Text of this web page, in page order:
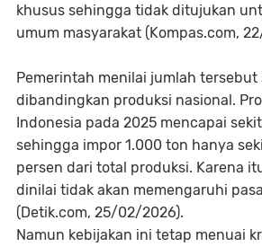
khusus sehingga tidak ditujukan
umum masyarakat (Kompas.com,
Pemerintah menilai jumlah tersebut
dibandingkan produksi nasional.
Indonesia pada 2025 mencapai
sehingga impor 1.000 ton hanya
persen dari total produksi. Karena
dinilai tidak akan memengaruhi
(Detik.com, 25/02/2026).
Namun kebijakan ini tetap menuai